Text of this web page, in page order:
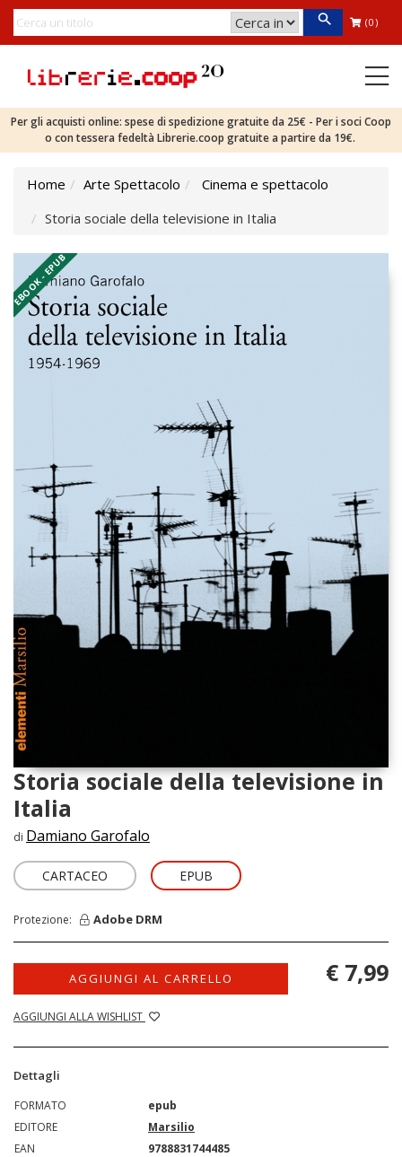
(0)
Per gli acquisti online: spese di spedizione gratuite da 25€ - Per i soci Coop
o con tessera fedeltà Librerie.coop gratuite a partire da 19€.
Home Arte Spettacolo
Cinema e spettacolo
Storia sociale della televisione in Italia
EBOOK - EPUB
Storia sociale della televisione in
Italia
di Damiano Garofalo
CARTACEO EPUB
Protezione: Adobe DRM
AGGIUNGI AL CARRELLO
AGGIUNGI ALLA WISHLIST
€ 7,99
Dettagli
FORMATO
epub
EDITORE
Marsilio
EAN
9788831744485